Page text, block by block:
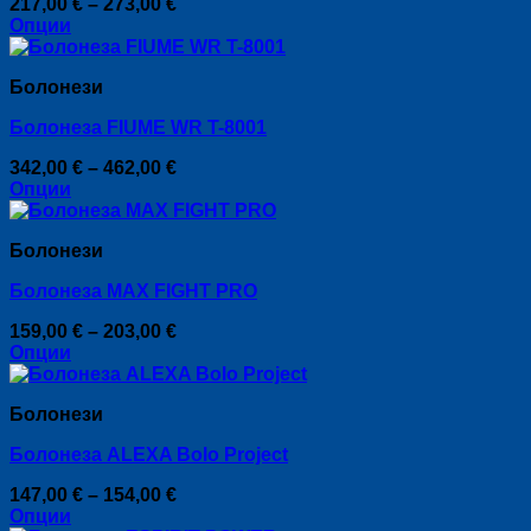
options
may
be
on
the
product
page
217,00 € – 273,00 €
217,00 €
Опции
This
has
variants.
options
may
be
on
the
product
page
Болонези
Болонеза FIUME WR T-8001
342,00 € – 462,00 €Price
342,00 €
Опции
This
has
variants.
options
may
be
on
the
product
page
Болонези
Болонеза MAX FIGHT PRO
159,00 € – 203,00 €Price
159,00 €
Опции
This
has
variants.
options
may
Болонези
Болонеза ALEXA Bolo Project
147,00 € – 154,00 €Price
Опции